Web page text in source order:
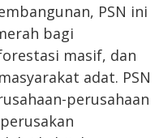
PSN ini
bagi
masif, dan
adat. PSN
perusahaan